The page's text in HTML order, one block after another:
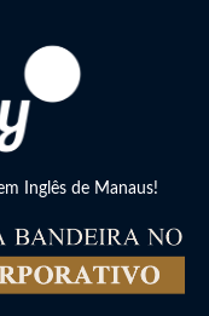
Inglês de Manaus!